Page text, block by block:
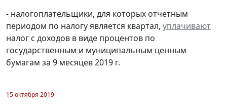
- налогоплательщики, для которых отчетным
периодом по налогу является квартал, уплачивают
налог с доходов в виде процентов по
государственным и муниципальным ценным
бумагам за 9 месяцев 2019 г.
15 октября 2019